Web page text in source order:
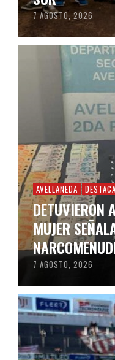
7 AGOSTO, 2026
AVELLANEDA
DETUVIERON
MUJER
7 AGOSTO, 2026